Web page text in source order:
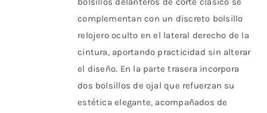
complementan con un discreto bolsillo
relojero oculto en el lateral derecho de la
cintura, aportando practicidad sin alterar
el diseño. En la parte trasera incorpora
dos bolsillos de ojal que refuerzan su
estética elegante, acompañados de